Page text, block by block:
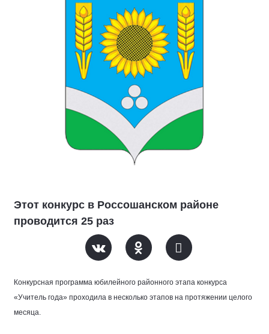
Этот конкурс в Россошанском районе
проводится 25 раз
Конкурсная программа юбилейного районного этапа конкурса
«Учитель года» проходила в несколько этапов на протяжении целого
месяца.